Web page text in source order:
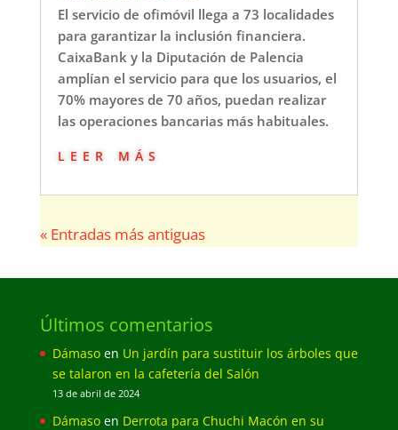
El servicio de ofimóvil llega a 73 localidades
para garantizar la inclusión financiera.
CaixaBank y la Diputación de Palencia
amplían el servicio para que los usuarios, el
70% mayores de 70 años, puedan realizar
las operaciones bancarias más habituales.
leer más
« Entradas más antiguas
Últimos comentarios
Dámasoen Un jardín para sustituir los árboles que
se talaron en la cafetería del Salón
13 de abril de 2024
Dámasoen Derrota para Chuchi Macón en su